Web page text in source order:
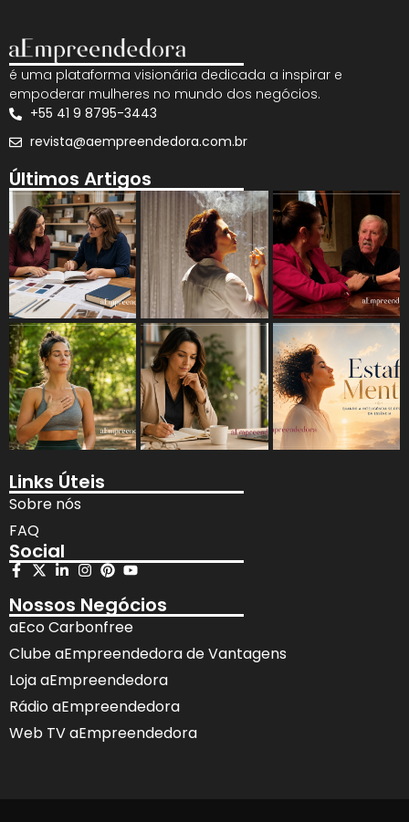
é uma plataforma visionária dedicada a inspirar e
empoderar mulheres no mundo dos negócios.
+55 41 9 8795-3443
revista@aempreendedora.com.br
Últimos Artigos
Links Úteis
Sobre nós
FAQ
Social
Nossos Negócios
aEco Carbonfree
Clube aEmpreendedora de Vantagens
Loja aEmpreendedora
Rádio aEmpreendedora
Web TV aEmpreendedora